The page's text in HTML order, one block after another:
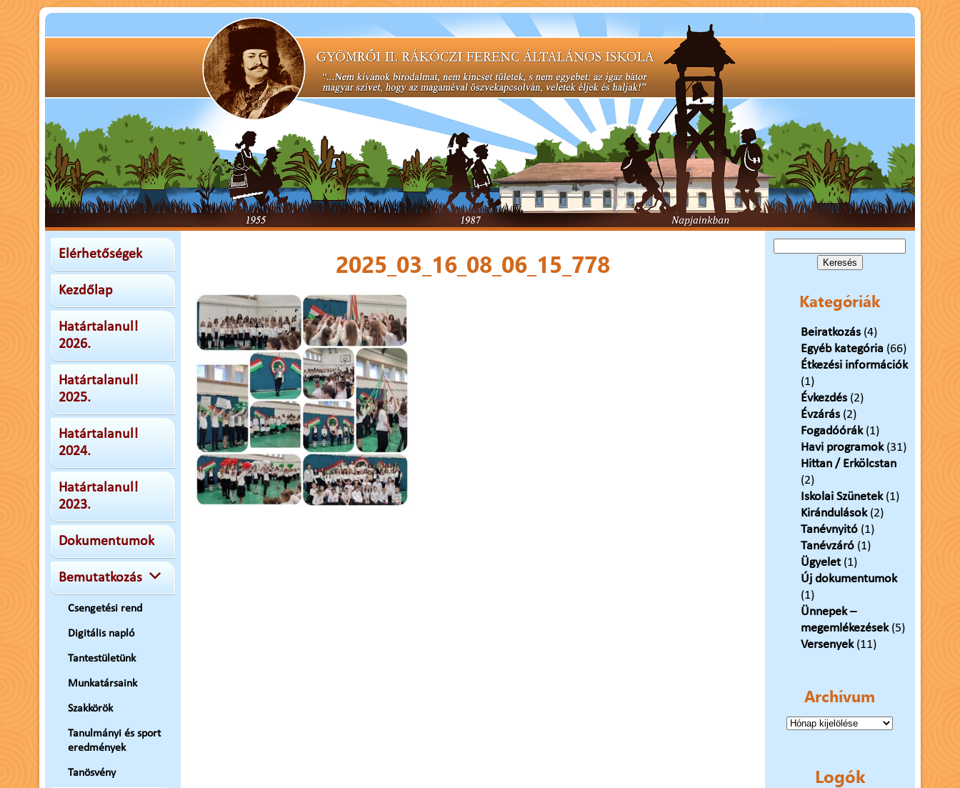
Elérhetőségek
Kezdőlap
Határtalanul!
2026.
Határtalanul!
2025.
Határtalanul!
2024.
Határtalanul!
2023.
Dokumentumok
Bemutatkozás
Csengetési rend
Digitális napló
Tantestületünk
Munkatársaink
Szakkörök
Tanulmányi és sport
eredmények
Tanösvény
2025_03_16_08_06_15_778
Kategóriák
Beiratkozás(4)
Egyéb kategória (66)
Étkezési információk
(1)
Évkezdés(2)
Évzárás(2)
Fogadóórák(1)
Havi programok(31)
Hittan / Erkölcstan
(2)
Iskolai Szünetek(1)
Kirándulások(2)
Tanévnyitó(1)
Tanévzáró(1)
Ügyelet(1)
Új dokumentumok
(1)
Ünnepek –
megemlékezések(5)
Versenyek(11)
Archívum
Archívum
Logók